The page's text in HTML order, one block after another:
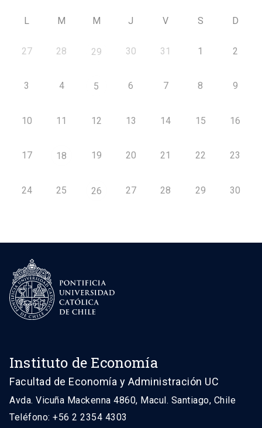
L M M J V S D
27 28 29 30 31 1 2
3 4 5 6 7 8 9
10 11 12 13 14 15 16
17 18 19 20 21 22 23
24 25 26 27 28 29 30
Instituto de Economía
Facultad de Economía y Administración UC
Avda. Vicuña Mackenna 4860, Macul. Santiago, Chile
Teléfono: +56 2 2354 4303